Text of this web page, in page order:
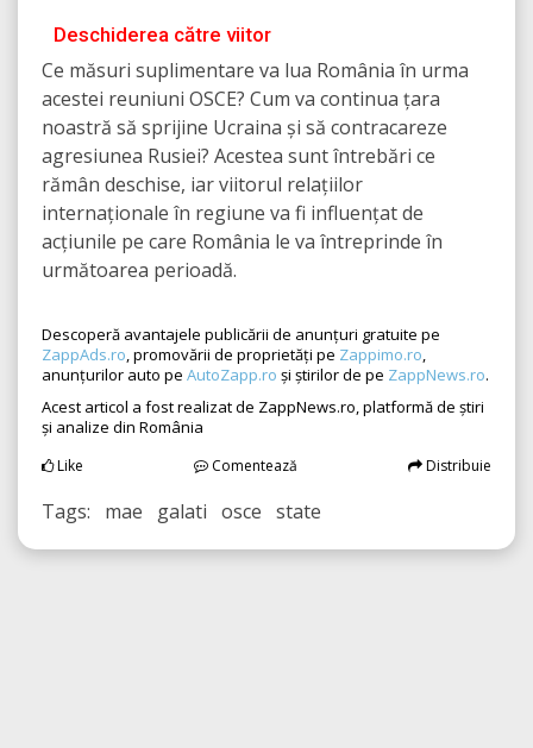
Deschiderea către viitor
Ce măsuri suplimentare va lua România în urma
acestei reuniuni OSCE? Cum va continua țara
noastră să sprijine Ucraina și să contracareze
agresiunea Rusiei? Acestea sunt întrebări ce
rămân deschise, iar viitorul relațiilor
internaționale în regiune va fi influențat de
acțiunile pe care România le va întreprinde în
următoarea perioadă.
Descoperă avantajele publicării de anunțuri gratuite pe
ZappAds.ro, promovării de proprietăți pe Zappimo.ro,
anunțurilor auto pe AutoZapp.ro și știrilor de pe ZappNews.ro.
Acest articol a fost realizat de ZappNews.ro, platformă de știri
și analize din România
Like Comentează Distribuie
Tags: mae galati osce state